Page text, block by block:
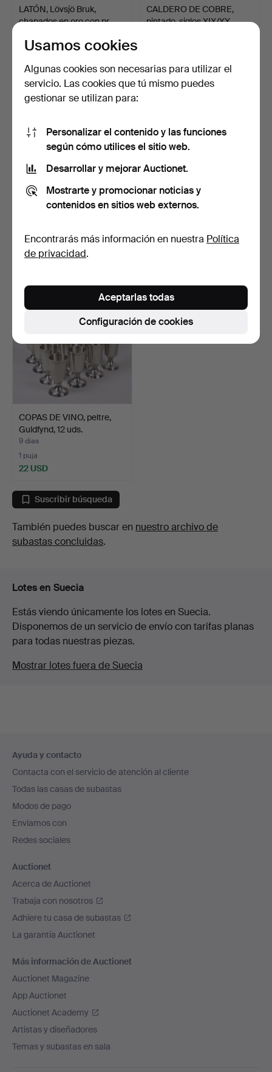
LATÓN, Lövsjö Bruk,
chapados en oro con pr…
1 puja
CALDERO DE COBRE,
pintado, siglos XIX/XX.
LAT…
5 días
10 pujas
5 días
COPAS DE VINO, peltre,
Guldfynd, 12 uds.
9 días
1 puja
22 USD
Suscribir búsqueda
También puedes buscar en nuestro archivo de
subastas concluidas.
Lotes en Suecia
Estás viendo únicamente los lotes en Suecia.
Disponemos de un servicio de envío con tarifas planas
para todas nuestras piezas.
Mostrar lotes fuera de Suecia
en
el
pie
de
página
Ayuda y contacto
Contacta con el servicio de atención al cliente
Todas las casas de subastas
Modos de pago
Enviamos con
Redes sociales
Auctionet
Acerca de Auctionet
Trabaja con nosotros
Adhiere tu casa de subastas
La garantía Auctionet
Más información de Auctionet
Auctionet Magazine
App Auctionet
Auctionet Academy
Artistas y diseñadores
Temas y subastas en sala
Usamos cookies
Algunas cookies son necesarias para utilizar el
servicio. Las cookies que tú mismo puedes
gestionar se utilizan para:
Personalizar el contenido y las funciones
según cómo utilices el sitio web.
Desarrollar y mejorar Auctionet.
Mostrarte y promocionar noticias y
contenidos en sitios web externos.
Encontrarás más información en nuestra Política
de privacidad.
Configuración de cookies
Aceptarlas todas